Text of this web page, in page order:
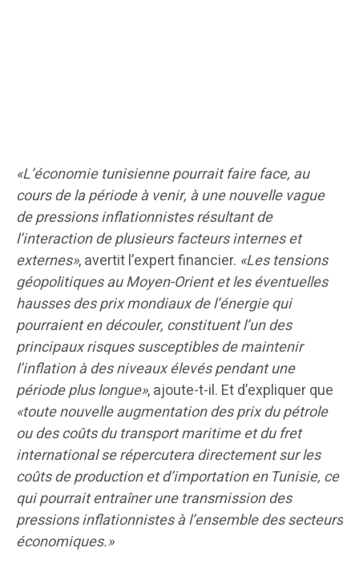
«L’économie tunisienne pourrait faire face, au
cours de la période à venir, à une nouvelle vague
de pressions inflationnistes résultant de
l’interaction de plusieurs facteurs internes et
externes», avertit l’expert financier. «Les tensions
géopolitiques au Moyen-Orient et les éventuelles
hausses des prix mondiaux de l’énergie qui
pourraient en découler, constituent l’un des
principaux risques susceptibles de maintenir
l’inflation à des niveaux élevés pendant une
période plus longue», ajoute-t-il. Et d’expliquer que
«toute nouvelle augmentation des prix du pétrole
ou des coûts du transport maritime et du fret
international se répercutera directement sur les
coûts de production et d’importation en Tunisie, ce
qui pourrait entraîner une transmission des
pressions inflationnistes à l’ensemble des secteurs
économiques.»